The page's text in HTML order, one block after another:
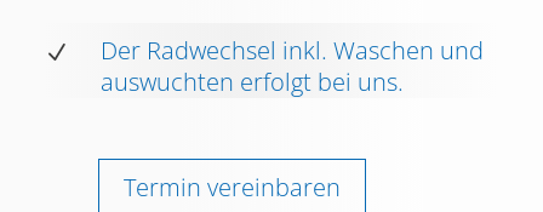
N
Der Radwechsel inkl. Waschen und
auswuchten erfolgt bei uns.
Termin vereinbaren